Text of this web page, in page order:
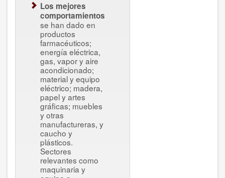
Los mejores
comportamientos
se han dado en
productos
farmacéuticos;
energía eléctrica,
gas, vapor y aire
acondicionado;
material y equipo
eléctrico; madera,
papel y artes
gráficas; muebles
y otras
manufactureras, y
caucho y
plásticos.
Sectores
relevantes como
maquinaria y